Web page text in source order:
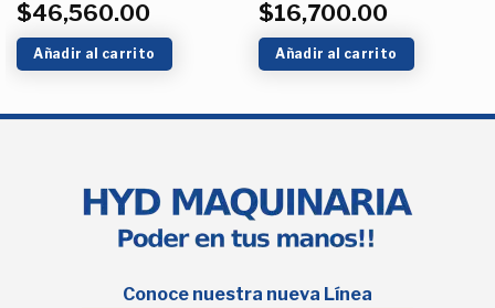
$46,560.00
Añadir al carrito
$16,700.00
Añadir al carrito
Conoce nuestra nueva Línea